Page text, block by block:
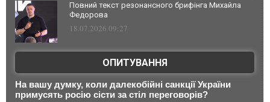
Повний текст резонансного брифінга Михайла
Федорова
18.07.2026 09:27
ОПИТУВАННЯ
На вашу думку, коли далекобійні санкції України
примусять росію сісти за стіл переговорів?